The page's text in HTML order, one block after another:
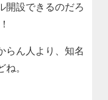
開設できるのだろ
らん人より、知名
。